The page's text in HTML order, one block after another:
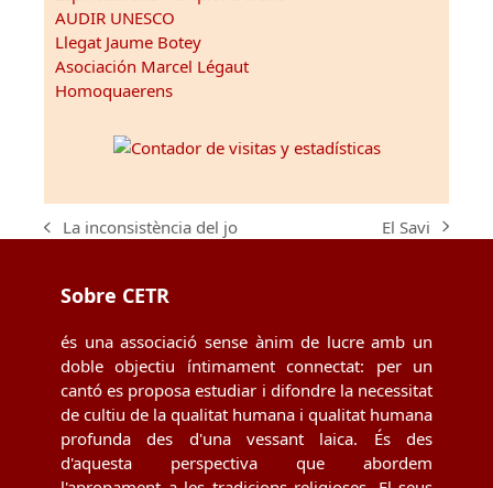
AUDIR UNESCO
Llegat Jaume Botey
Asociación Marcel Légaut
Homoquaerens
previous
La inconsistència del jo
next
El Savi
Sobre CETR
és una associació sense ànim de lucre amb un
doble objectiu íntimament connectat: per un
cantó es proposa estudiar i difondre la necessitat
de cultiu de la qualitat humana i qualitat humana
profunda des d'una vessant laica. És des
d'aquesta perspectiva que abordem